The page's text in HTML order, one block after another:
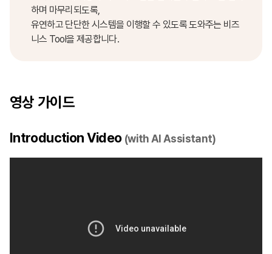
하며 마무리되도록,
유연하고 단단한 시스템을 이행할 수 있도록 도와주는 비즈
니스 Tool을 제공합니다.
영상 가이드
Introduction Video (with AI Assistant)